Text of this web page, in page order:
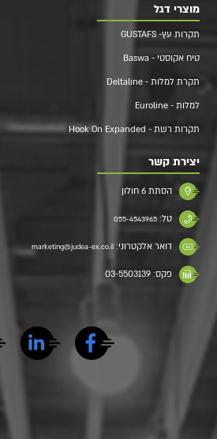
מוצרי דגל
תקרות עץ- GUSTAFS
טיח אקוסטי - Baswa
תקרת למלות - Deltaline
למלות - Euroline
תקרות רשת - Hook On Expanded
יצירת קשר
הסתת 6 חולון
טל: 055-4543965
דואר אלקטרוני: marketing@judea-ex.co.il
פקס: 03-5503139